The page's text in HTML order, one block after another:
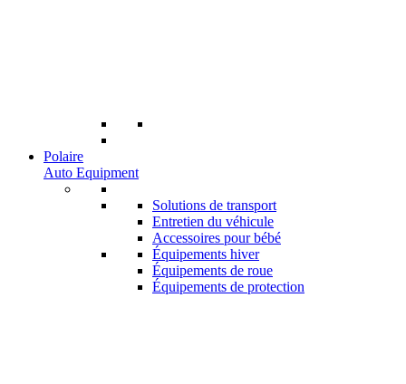
Polaire
Auto Equipment
Solutions de transport
Entretien du véhicule
Accessoires pour bébé
Équipements hiver
Équipements de roue
Équipements de protection